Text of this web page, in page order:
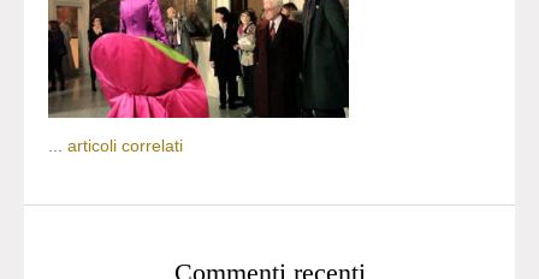
articoli correlati
Commenti recenti